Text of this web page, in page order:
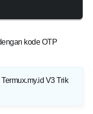
kode OTP
V3 Trik